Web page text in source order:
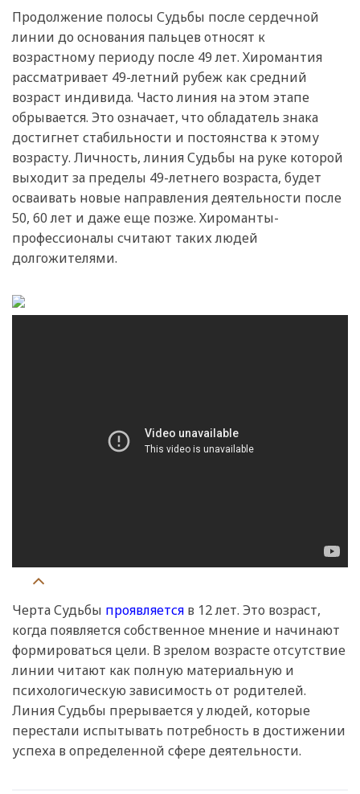
Продолжение полосы Судьбы после сердечной
линии до основания пальцев относят к
возрастному периоду после 49 лет. Хиромантия
рассматривает 49-летний рубеж как средний
возраст индивида. Часто линия на этом этапе
обрывается. Это означает, что обладатель знака
достигнет стабильности и постоянства к этому
возрасту. Личность, линия Судьбы на руке которой
выходит за пределы 49-летнего возраста, будет
осваивать новые направления деятельности после
50, 60 лет и даже еще позже. Хироманты-
профессионалы считают таких людей
долгожителями.
Черта Судьбы проявляется в 12 лет. Это возраст,
когда появляется собственное мнение и начинают
формироваться цели. В зрелом возрасте отсутствие
линии читают как полную материальную и
психологическую зависимость от родителей.
Линия Судьбы прерывается у людей, которые
перестали испытывать потребность в достижении
успеха в определенной сфере деятельности.